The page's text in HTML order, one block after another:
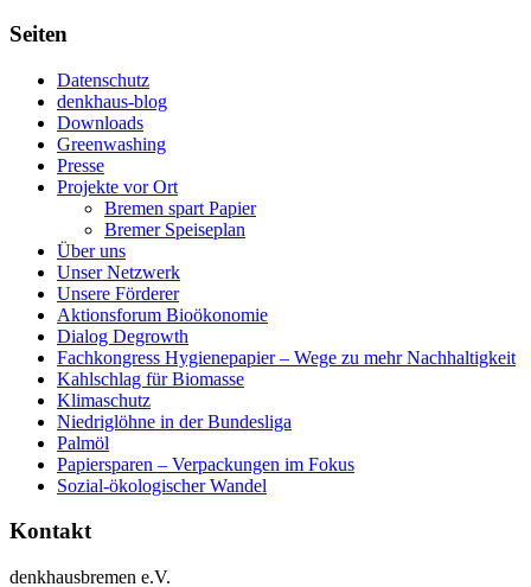
Seiten
Datenschutz
denkhaus-blog
Downloads
Greenwashing
Presse
Projekte vor Ort
Bremen spart Papier
Bremer Speiseplan
Über uns
Unser Netzwerk
Unsere Förderer
Aktionsforum Bioökonomie
Dialog Degrowth
Fachkongress Hygienepapier – Wege zu mehr Nachhaltigkeit
Kahlschlag für Biomasse
Klimaschutz
Niedriglöhne in der Bundesliga
Palmöl
Papiersparen – Verpackungen im Fokus
Sozial-ökologischer Wandel
Kontakt
denkhausbremen e.V.